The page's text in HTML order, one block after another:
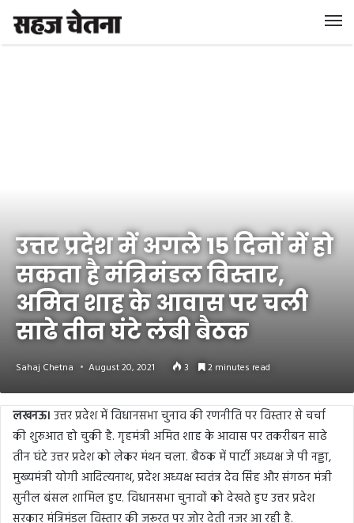
उत्तर प्रदेश में अगले 15 दिनों में हो
सकता है मंत्रिमंडल विस्तार,
अमित शाह के आवास पर चली
साढे तीन घंटे लंबी बैठक
Sahaj Chetna August 20, 2021 3 2 minutes read
लखनऊ। उत्तर प्रदेश में विधानसभा चुनाव की रणनीति पर विस्तार से चर्चा
की शुरुआत हो चुकी है. गृहमंत्री अमित शाह के आवास पर तकरीबन साढे
तीन घंटे उत्तर प्रदेश को लेकर मंथन चला. बैठक में पार्टी अध्यक्ष जे पी नड्डा,
मुख्यमंत्री योगी आदित्यनाथ, प्रदेश अध्यक्ष स्वतंत्र देव सिंह और संगठन मंत्री
सुनील बंसल शामिल हुए. विधानसभा चुनावों को देखते हुए उत्तर प्रदेश
सरकार मंत्रिमंडल विस्तार की जरूरत पर जोर देती नजर आ रही है.